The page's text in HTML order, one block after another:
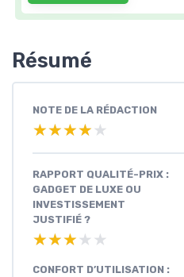
Résumé
NOTE DE LA RÉDACTION
★★★★★
★★★★★
RAPPORT QUALITÉ-PRIX :
GADGET DE LUXE OU
INVESTISSEMENT
JUSTIFIÉ ?
★★★★★
★★★★★
CONFORT D’UTILISATION :